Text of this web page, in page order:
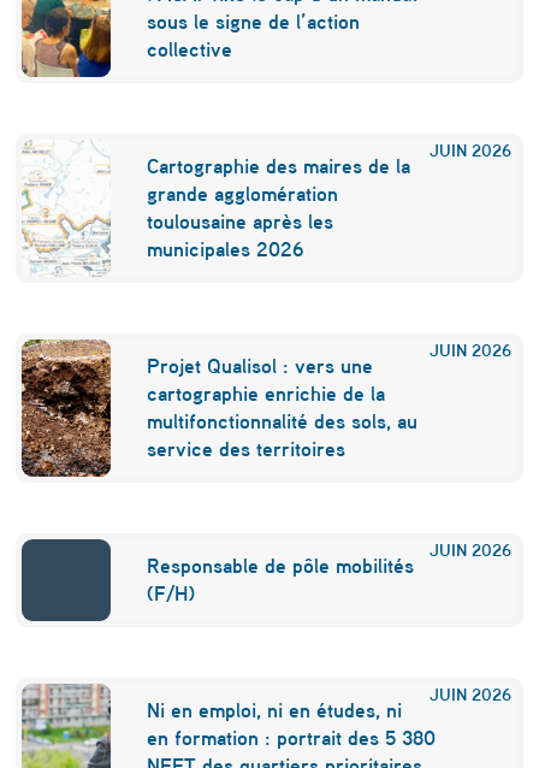
a
v
e
n
u
e
d
L
y
o
n
sous le signe de l’action
collective
JUIN 2026
Cartographie des maires de la
grande agglomération
toulousaine après les
municipales 2026
JUIN 2026
Projet Qualisol : vers une
cartographie enrichie de la
multifonctionnalité des sols, au
service des territoires
JUIN 2026
Responsable de pôle mobilités
(F/H)
JUIN 2026
Ni en emploi, ni en études, ni
en formation : portrait des 5 380